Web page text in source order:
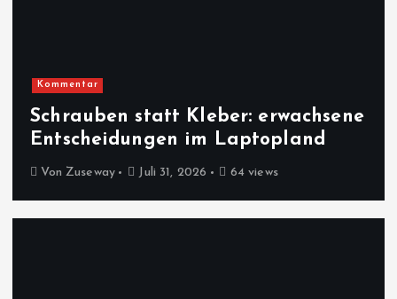
Kommentar
Schrauben statt Kleber: erwachsene
Entscheidungen im Laptopland
Von Zuseway Juli 31, 2026 64 views